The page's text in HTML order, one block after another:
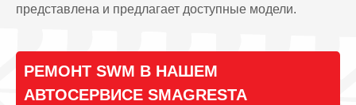
представлена и предлагает доступные модели.
РЕМОНТ SWM В НАШЕМ
АВТОСЕРВИСЕ SMAGRESTA